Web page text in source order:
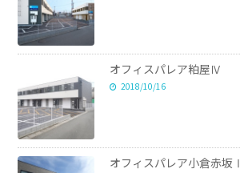
オフィスパレア粕屋Ⅳ
2018/10/16
オフィスパレア小倉赤坂Ⅰ